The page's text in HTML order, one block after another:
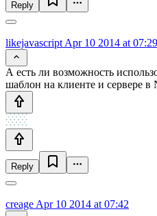
Reply
likejavascript Apr 10 2014 at 07:29
А есть ли возможность
шаблон на клиенте и сервере в
Reply
creage Apr 10 2014 at 07:42